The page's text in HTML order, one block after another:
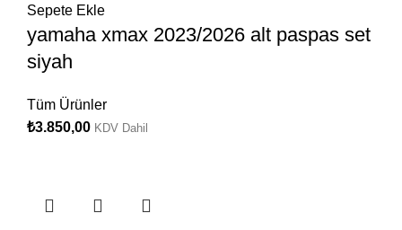
Sepete Ekle
yamaha xmax 2023/2026 alt paspas set
siyah
Tüm Ürünler
₺3.850,00 KDV Dahil